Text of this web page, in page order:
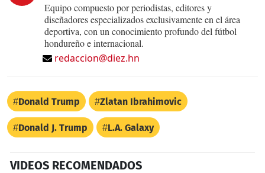
Equipo compuesto por periodistas, editores y
diseñadores especializados exclusivamente en el área
deportiva, con un conocimiento profundo del fútbol
hondureño e internacional.
redaccion@diez.hn
Donald Trump Zlatan Ibrahimovic
Donald J. Trump L.A. Galaxy
VIDEOS RECOMENDADOS